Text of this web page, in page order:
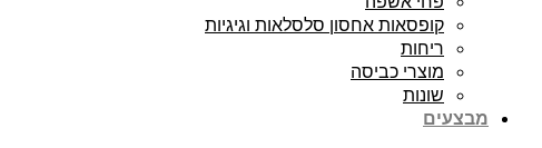
קופסאות אחסון סלסלאות וגיגיות
ריחות
מוצרי כביסה
שונות
מבצעים